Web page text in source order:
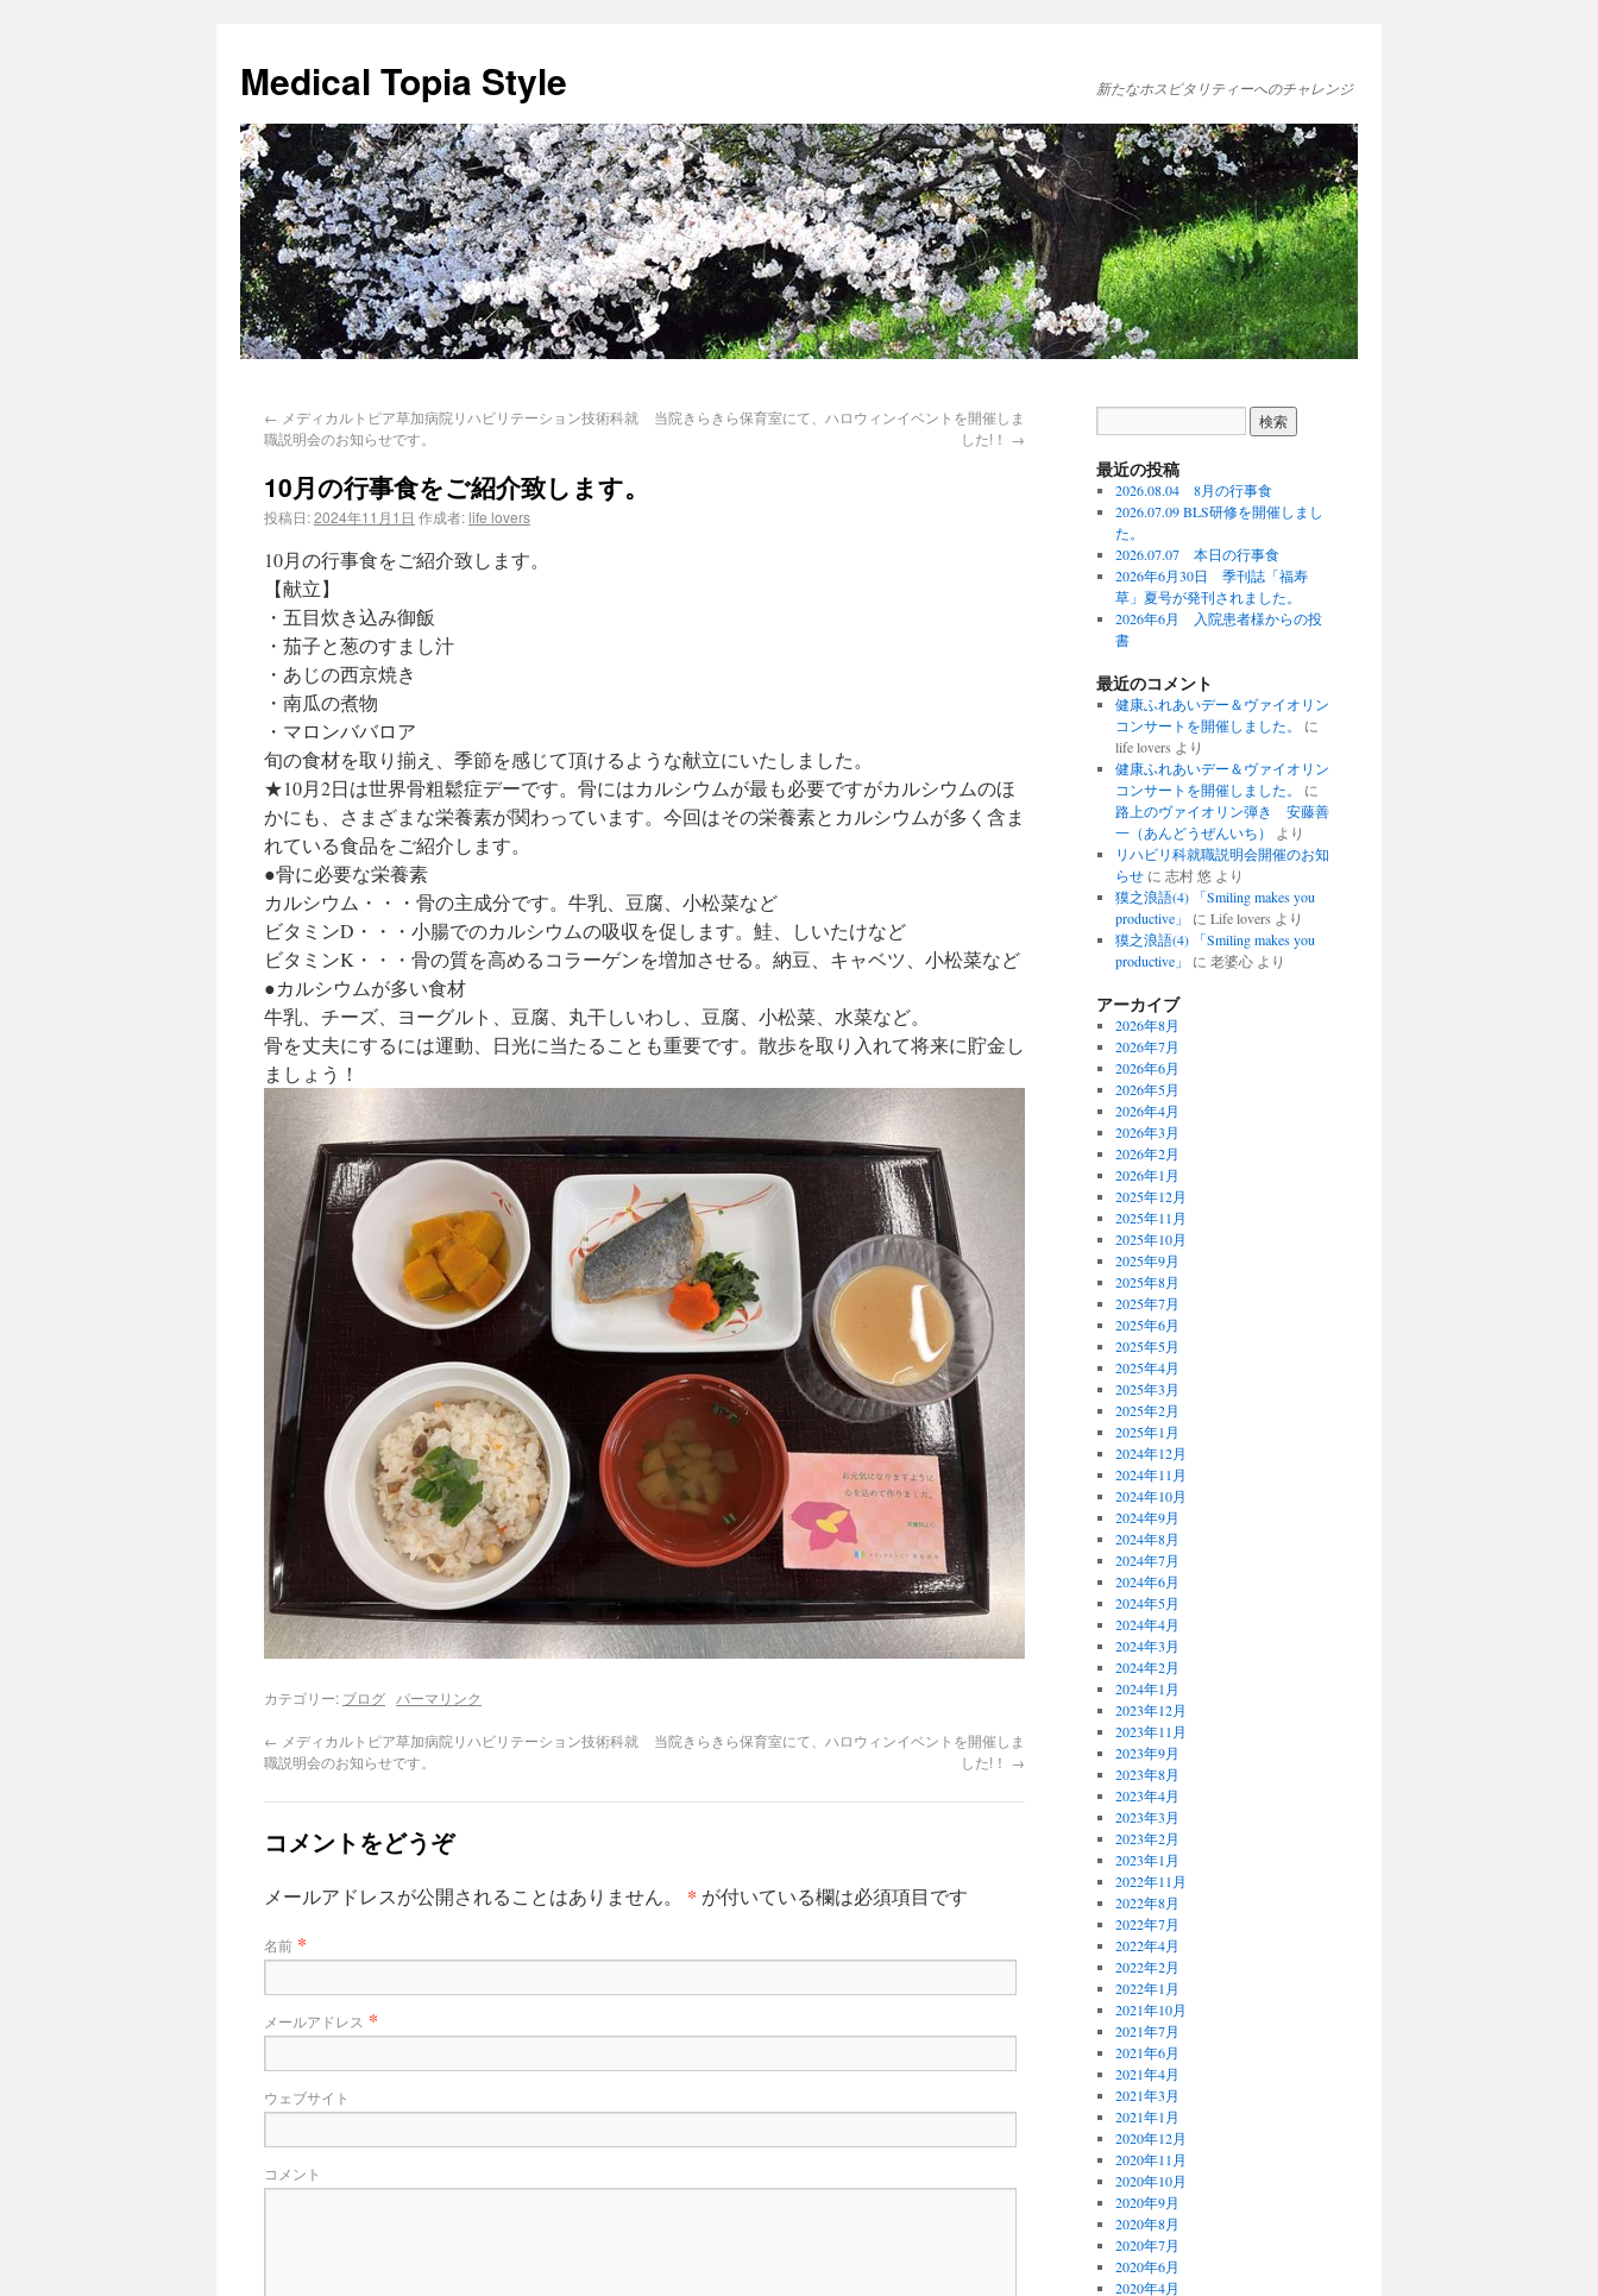
Medical Topia Style 新たなホスピタリティーへのチャレンジ
← メディカルトピア草加病院リハビリテーション技術科就
職説明会のお知らせです。
当院きらきら保育室にて、ハロウィンイベントを開催しま
した!！ →
10月の行事食をご紹介致します。
投稿日:2024年11月1日 作成者: life lovers
10月の行事食をご紹介致します。
【献立】
・五目炊き込み御飯
・茄子と葱のすまし汁
・あじの西京焼き
・南瓜の煮物
・マロンババロア
旬の食材を取り揃え、季節を感じて頂けるような献立にいたしました。
★10月2日は世界骨粗鬆症デーです。骨にはカルシウムが最も必要ですがカルシウムのほ
かにも、さまざまな栄養素が関わっています。今回はその栄養素とカルシウムが多く含ま
れている食品をご紹介します。
●骨に必要な栄養素
カルシウム・・・骨の主成分です。牛乳、豆腐、小松菜など
ビタミンD・・・小腸でのカルシウムの吸収を促します。鮭、しいたけなど
ビタミンK・・・骨の質を高めるコラーゲンを増加させる。納豆、キャベツ、小松菜など
●カルシウムが多い食材
牛乳、チーズ、ヨーグルト、豆腐、丸干しいわし、豆腐、小松菜、水菜など。
骨を丈夫にするには運動、日光に当たることも重要です。散歩を取り入れて将来に貯金し
ましょう！
カテゴリー: ブログ パーマリンク
← メディカルトピア草加病院リハビリテーション技術科就
職説明会のお知らせです。
当院きらきら保育室にて、ハロウィンイベントを開催しま
した!！ →
コメントをどうぞ
メールアドレスが公開されることはありません。 * が付いている欄は必須項目です
名前 *
メールアドレス *
ウェブサイト
コメント
最近の投稿
2026.08.04 8月の行事食
2026.07.09 BLS研修を開催しまし
た。
2026.07.07 本日の行事食
2026年6月30日 季刊誌「福寿
草」夏号が発刊されました。
2026年6月 入院患者様からの投
書
最近のコメント
健康ふれあいデー＆ヴァイオリン
コンサートを開催しました。
に
life lovers より
健康ふれあいデー＆ヴァイオリン
コンサートを開催しました。
に
路上のヴァイオリン弾き 安藤善
一（あんどうぜんいち）
より
リハビリ科就職説明会開催のお知
らせに 志村 悠 より
獏之浪語(4) 「Smiling makes you
productive」
に Life lovers より
獏之浪語(4) 「Smiling makes you
productive」
に 老婆心 より
アーカイブ
2026年8月
2026年7月
2026年6月
2026年5月
2026年4月
2026年3月
2026年2月
2026年1月
2025年12月
2025年11月
2025年10月
2025年9月
2025年8月
2025年7月
2025年6月
2025年5月
2025年4月
2025年3月
2025年2月
2025年1月
2024年12月
2024年11月
2024年10月
2024年9月
2024年8月
2024年7月
2024年6月
2024年5月
2024年4月
2024年3月
2024年2月
2024年1月
2023年12月
2023年11月
2023年9月
2023年8月
2023年4月
2023年3月
2023年2月
2023年1月
2022年11月
2022年8月
2022年7月
2022年4月
2022年2月
2022年1月
2021年10月
2021年7月
2021年6月
2021年4月
2021年3月
2021年1月
2020年12月
2020年11月
2020年10月
2020年9月
2020年8月
2020年7月
2020年6月
2020年4月